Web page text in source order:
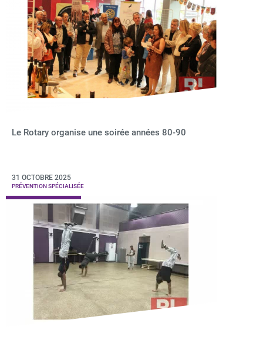
Le Rotary organise une soirée années 80-90
31 OCTOBRE 2025
PRÉVENTION SPÉCIALISÉE